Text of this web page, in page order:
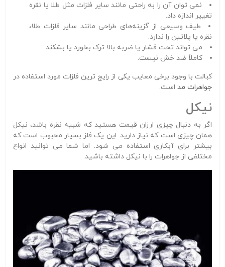
نمی توان آن را به راحتی مانند سایر فلزات مثل طلا یا نقره
تغییر اندازه داد.
طیف وسیعی از گزینه‌های طراحی مانند سایر فلزات طلا،
نقره یا پلاتین را ندارد.
می تواند تحت فشار یا ضربه بالا ترک بخورد یا بشکند.
کاملاً ضد خش نیست.
کبالت با وجود برخی معایب یکی از رایج ترین فلزات مورد استفاده در
جواهرات مد است.
نیکل
اگر به دنبال چیزی ارزان قیمت هستید که شبیه نقره باشد، نیکل
همان چیزی است که نیاز دارید. این یک فلز بسیار محبوب است که
بیشتر برای آبکاری استفاده می شود. اما شما می توانید انواع
مختلفی از جواهرات را با نیکل داشته باشید.